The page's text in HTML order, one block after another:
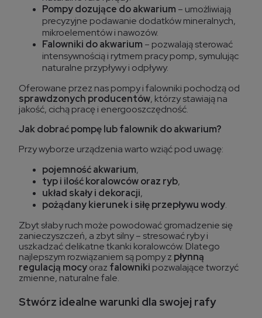
Pompy dozujące do akwarium – umożliwiają
precyzyjne podawanie dodatków mineralnych,
mikroelementów i nawozów.
Falowniki do akwarium – pozwalają sterować
intensywnością i rytmem pracy pomp, symulując
naturalne przypływy i odpływy.
Oferowane przez nas pompy i falowniki pochodzą od
sprawdzonych producentów, którzy stawiają na
jakość, cichą pracę i energooszczędność.
Jak dobrać pompę lub falownik do akwarium?
Przy wyborze urządzenia warto wziąć pod uwagę:
pojemność akwarium,
typ i ilość koralowców oraz ryb,
układ skały i dekoracji,
pożądany kierunek i siłę przepływu wody.
Zbyt słaby ruch może powodować gromadzenie się
zanieczyszczeń, a zbyt silny – stresować ryby i
uszkadzać delikatne tkanki koralowców. Dlatego
najlepszym rozwiązaniem są pompy z płynną
regulacją mocyoraz falowniki pozwalające tworzyć
zmienne, naturalne fale.
Stwórz idealne warunki dla swojej rafy